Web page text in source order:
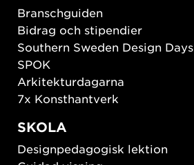
Branschguiden
Bidrag och stipendier
Southern Sweden Design Days
SPOK
Arkitekturdagarna
7x Konsthantverk
SKOLA
Designpedagogisk lektion